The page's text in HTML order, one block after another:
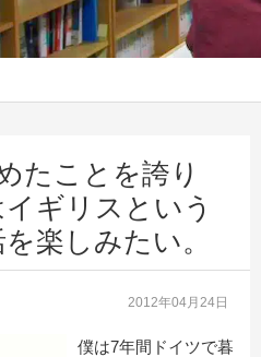
たことを誇り
ギリスという
楽しみたい。
2012年04月24日
僕は7年間ドイツで暮